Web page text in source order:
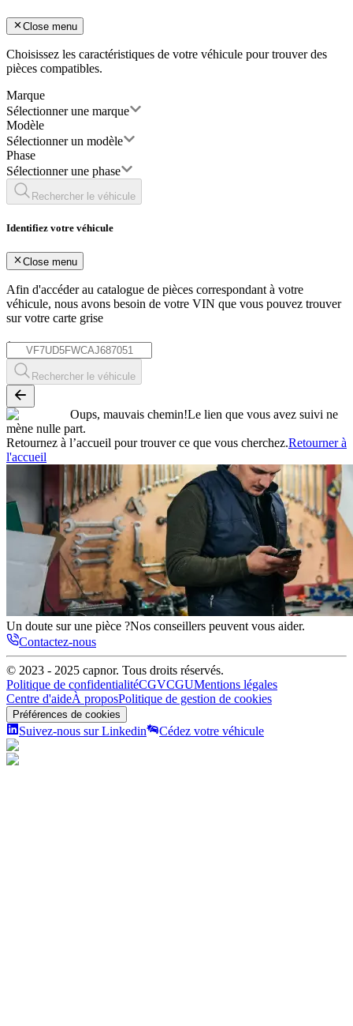
Close menu
Choisissez les caractéristiques de votre véhicule pour trouver des
pièces compatibles.
Marque
Sélectionner une marque
Modèle
Sélectionner un modèle
Phase
Sélectionner une phase
Rechercher le véhicule
Identifiez votre véhicule
Close menu
Afin d'accéder au catalogue de pièces correspondant à votre
véhicule, nous avons besoin de votre VIN que vous pouvez trouver
sur votre carte grise
*
Rechercher le véhicule
Oups, mauvais chemin!Le lien que vous avez suivi ne
mène nulle part.
Retournez à l’accueil pour trouver ce que vous cherchez.Retourner à
l'accueil
Un doute sur une pièce ?Nos conseillers peuvent vous aider.
Contactez-nous
© 2023 - 2025 capnor. Tous droits réservés.
Politique de confidentialitéCGVCGUMentions légales
Centre d'aideÀ proposPolitique de gestion de cookies
Préférences de cookies
Suivez-nous sur Linkedin Cédez votre véhicule